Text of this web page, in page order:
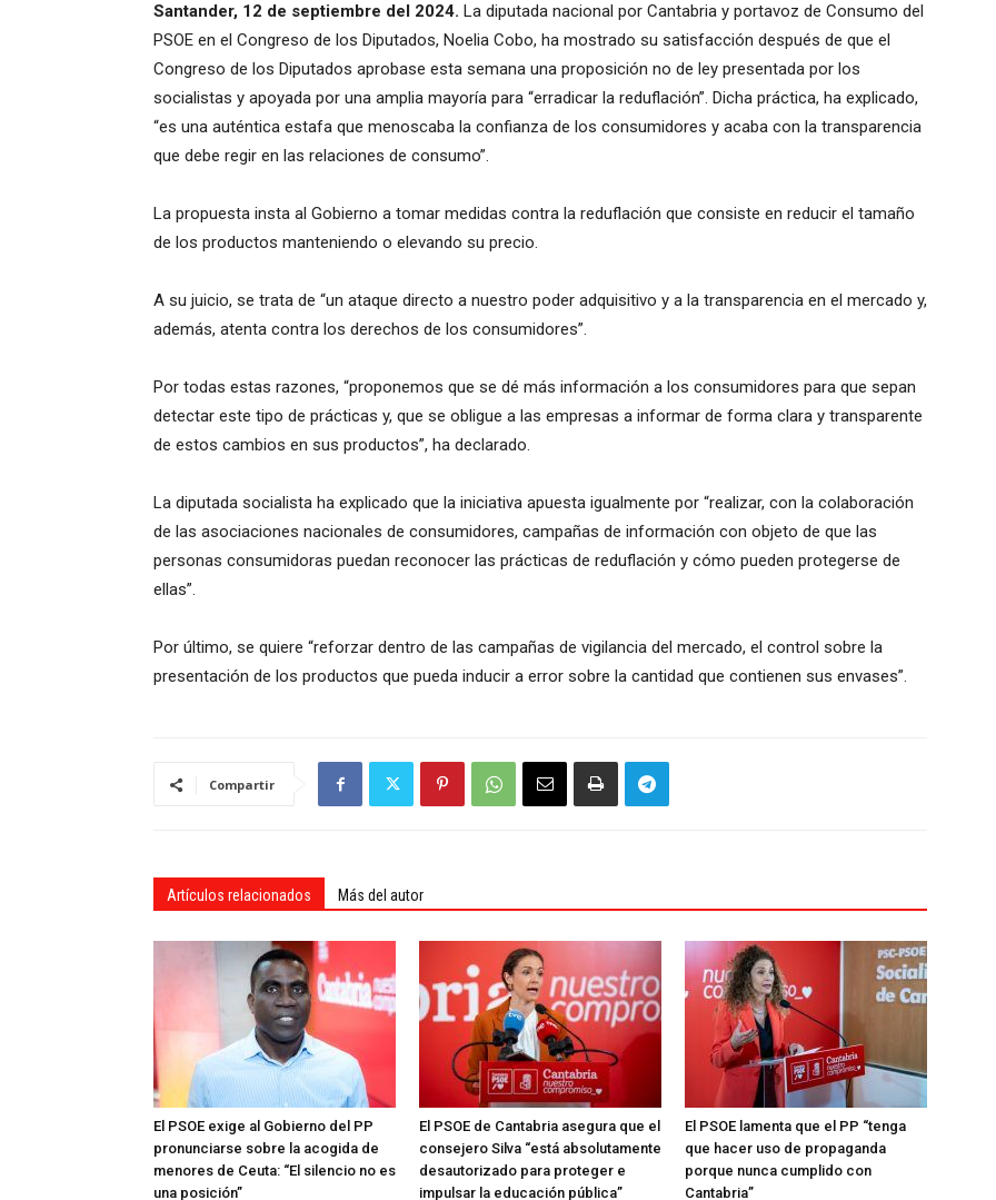
Santander, 12 de septiembre del 2024. La diputada nacional por Cantabria y portavoz de Consumo del
PSOE en el Congreso de los Diputados, Noelia Cobo, ha mostrado su satisfacción después de que el
Congreso de los Diputados aprobase esta semana una proposición no de ley presentada por los
socialistas y apoyada por una amplia mayoría para “erradicar la reduflación”. Dicha práctica, ha explicado,
“es una auténtica estafa que menoscaba la confianza de los consumidores y acaba con la transparencia
que debe regir en las relaciones de consumo”.
La propuesta insta al Gobierno a tomar medidas contra la reduflación que consiste en reducir el tamaño
de los productos manteniendo o elevando su precio.
A su juicio, se trata de “un ataque directo a nuestro poder adquisitivo y a la transparencia en el mercado y,
además, atenta contra los derechos de los consumidores”.
Por todas estas razones, “proponemos que se dé más información a los consumidores para que sepan
detectar este tipo de prácticas y, que se obligue a las empresas a informar de forma clara y transparente
de estos cambios en sus productos”, ha declarado.
La diputada socialista ha explicado que la iniciativa apuesta igualmente por “realizar, con la colaboración
de las asociaciones nacionales de consumidores, campañas de información con objeto de que las
personas consumidoras puedan reconocer las prácticas de reduflación y cómo pueden protegerse de
ellas”.
Por último, se quiere “reforzar dentro de las campañas de vigilancia del mercado, el control sobre la
presentación de los productos que pueda inducir a error sobre la cantidad que contienen sus envases”.
Compartir
Artículos relacionados Más del autor
El PSOE exige al Gobierno del PP
pronunciarse sobre la acogida de
menores de Ceuta: “El silencio no es
una posición”
El PSOE de Cantabria asegura que el
consejero Silva “está absolutamente
desautorizado para proteger e
impulsar la educación pública”
El PSOE lamenta que el PP “tenga
que hacer uso de propaganda
porque nunca cumplido con
Cantabria”